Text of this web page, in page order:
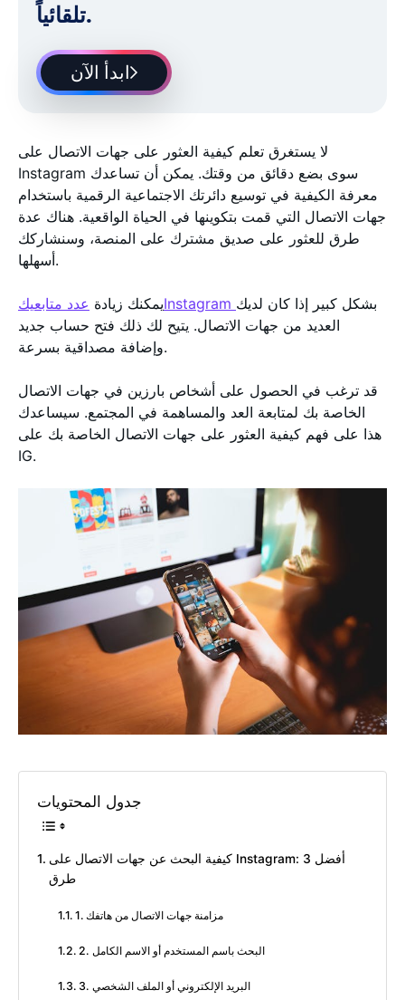
تلقائياً.
ابدأ الآن
لا يستغرق تعلم كيفية العثور على جهات الاتصال على
Instagram سوى بضع دقائق من وقتك. يمكن أن تساعدك
معرفة الكيفية في توسيع دائرتك الاجتماعية الرقمية باستخدام
جهات الاتصال التي قمت بتكوينها في الحياة الواقعية. هناك عدة
طرق للعثور على صديق مشترك على المنصة، وسنشاركك
أسهلها.
يمكنك زيادةعدد متابعيكInstagram بشكل كبير إذا كان لديك
العديد من جهات الاتصال. يتيح لك ذلك فتح حساب جديد
وإضافة مصداقية بسرعة.
قد ترغب في الحصول على أشخاص بارزين في جهات الاتصال
الخاصة بك لمتابعة العد والمساهمة في المجتمع. سيساعدك
هذا على فهم كيفية العثور على جهات الاتصال الخاصة بك على
IG.
جدول المحتويات
كيفية البحث عن جهات الاتصال على Instagram: أفضل 3
طرق
1. مزامنة جهات الاتصال من هاتفك
2. البحث باسم المستخدم أو الاسم الكامل